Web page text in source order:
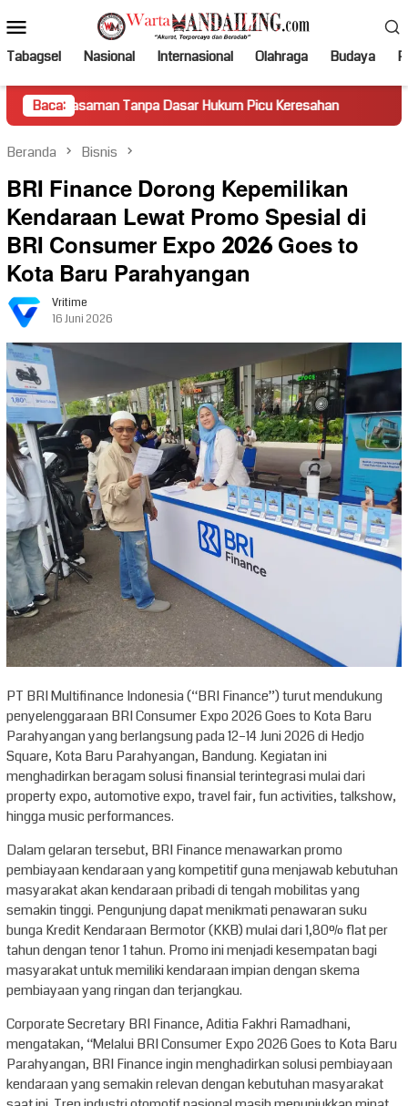
ke
kontenMobile
Tabagsel Nasional Internasional Olahraga Budaya
Baca:
Tanpa Dasar Hukum Picu Keresahan Truk Miring
Beranda Bisnis
BRI Finance Dorong Kepemilikan
Kendaraan Lewat Promo Spesial di
BRI Consumer Expo 2026 Goes to
Kota Baru Parahyangan
Vritime
16 Juni 2026
PT BRI Multifinance Indonesia (“BRI Finance”) turut mendukung
penyelenggaraan BRI Consumer Expo 2026 Goes to Kota Baru
Parahyangan yang berlangsung pada 12–14 Juni 2026 di Hedjo
Square, Kota Baru Parahyangan, Bandung. Kegiatan ini
menghadirkan beragam solusi finansial terintegrasi mulai dari
property expo, automotive expo, travel fair, fun activities, talkshow,
hingga music performances.
Dalam gelaran tersebut, BRI Finance menawarkan promo
pembiayaan kendaraan yang kompetitif guna menjawab kebutuhan
masyarakat akan kendaraan pribadi di tengah mobilitas yang
semakin tinggi. Pengunjung dapat menikmati penawaran suku
bunga Kredit Kendaraan Bermotor (KKB) mulai dari 1,80% flat per
tahun dengan tenor 1 tahun. Promo ini menjadi kesempatan bagi
masyarakat untuk memiliki kendaraan impian dengan skema
pembiayaan yang ringan dan terjangkau.
Corporate Secretary BRI Finance, Aditia Fakhri Ramadhani,
mengatakan, “Melalui BRI Consumer Expo 2026 Goes to Kota Baru
Parahyangan, BRI Finance ingin menghadirkan solusi pembiayaan
kendaraan yang semakin relevan dengan kebutuhan masyarakat